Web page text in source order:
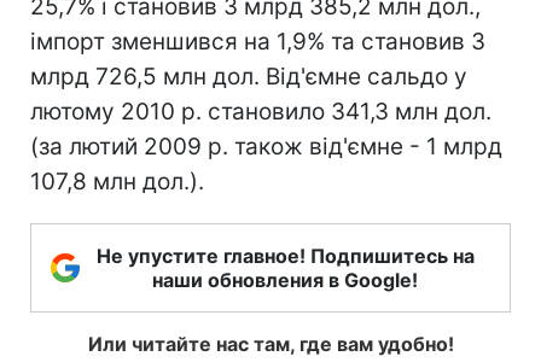
25,7% і становив 3 млрд 385,2 млн дол.,
імпорт зменшився на 1,9% та становив 3
млрд 726,5 млн дол. Від'ємне сальдо у
лютому 2010 р. становило 341,3 млн дол.
(за лютий 2009 р. також від'ємне - 1 млрд
107,8 млн дол.).
Не упустите главное! Подпишитесь на
наши обновления в Google!
Или читайте нас там, где вам удобно!